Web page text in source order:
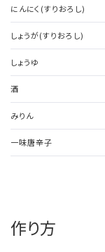
にんにく(すりおろし)
しょうが(すりおろし)
しょうゆ
酒
みりん
一味唐辛子
作り方